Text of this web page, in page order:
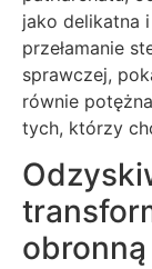
jako delikatna
przełamanie
sprawczej,
równie
tych, którzy
obronną